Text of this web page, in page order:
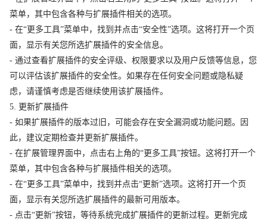
菜单，其中包含各种与扩展插件相关的选项。
- 在“更多工具”菜单中，找到并点击“安全性”选项。这将打开一个页
面，显示有关您所选扩展插件的安全信息。
- 通过查看扩展插件的安全评级、权限要求以及用户反馈等信息，您
可以评估该扩展插件的安全性。如果存在任何安全问题或隐私疑
虑，请谨慎考虑是否继续使用该扩展插件。
5. 更新扩展插件
- 如果扩展插件的版本过旧，可能会存在安全漏洞或功能问题。因
此，建议定期检查并更新扩展插件。
- 在扩展管理界面中，点击右上角的“更多工具”按钮。这将打开一个
菜单，其中包含各种与扩展插件相关的选项。
- 在“更多工具”菜单中，找到并点击“更新”选项。这将打开一个页
面，显示有关您所选扩展插件的最新可用版本。
- 点击“更新”按钮，等待系统完成扩展插件的更新过程。更新完成